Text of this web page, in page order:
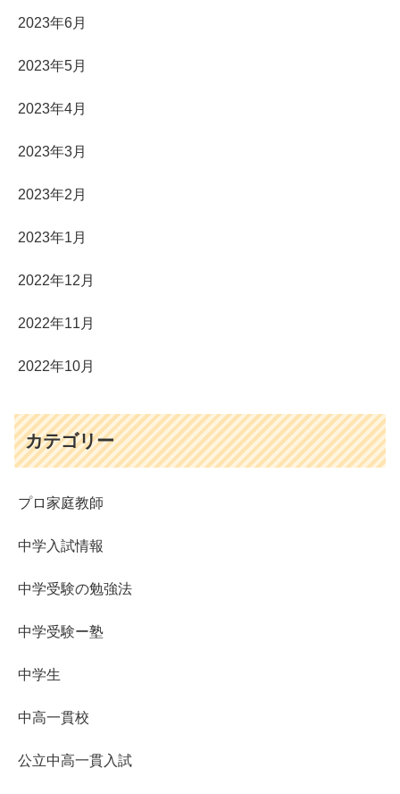
2023年6月
2023年5月
2023年4月
2023年3月
2023年2月
2023年1月
2022年12月
2022年11月
2022年10月
カテゴリー
プロ家庭教師
中学入試情報
中学受験の勉強法
中学受験ー塾
中学生
中高一貫校
公立中高一貫入試